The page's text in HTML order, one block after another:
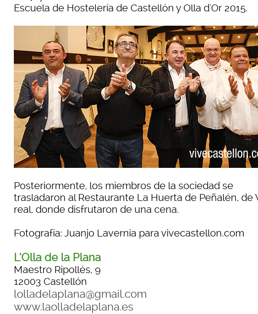
Escuela de Hostelería de Castellón y Olla d'Or 2015.
Posteriormente, los miembros de la sociedad se
trasladaron al Restaurante La Huerta de Peñalén, de
real, donde disfrutaron de una cena.
Fotografía: Juanjo Lavernia para vivecastellon.com
L’Olla de la Plana
Maestro Ripollés, 9
12003 Castellón
lolladelaplana@gmail.com
www.laolladelaplana.es